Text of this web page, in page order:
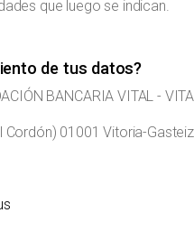
que luego se indican.
de tus datos?
BANCARIA VITAL -
Cordón) 01001 Vitoria-Gasteiz